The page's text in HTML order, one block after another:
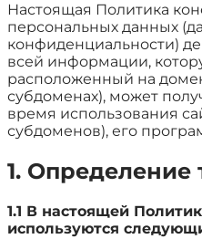
Настоящая Политика
персональных данных
конфиденциальности)
всей информации,
расположенный на
субдоменах), может
время использования
субдоменов), его
1. Определение
1.1 В настоящей
используются